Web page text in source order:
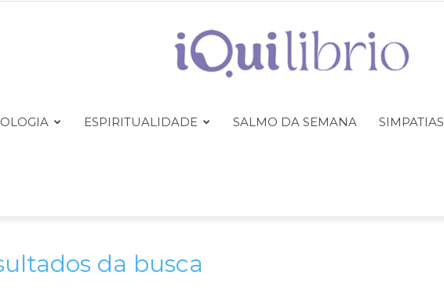
iQuilibrio
ESPIRITUALIDADE SALMO DA SEMANA SIMPATIAS
da busca